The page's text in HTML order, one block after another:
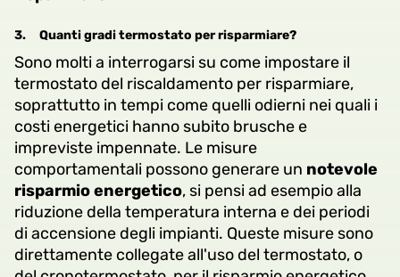
3. Quanti gradi termostato per risparmiare?
Sono molti a interrogarsi su come impostare il
termostato del riscaldamento per risparmiare,
soprattutto in tempi come quelli odierni nei quali i
costi energetici hanno subito brusche e
impreviste impennate. Le misure
comportamentali possono generare un notevole
risparmio energetico, si pensi ad esempio alla
riduzione della temperatura interna e dei periodi
di accensione degli impianti. Queste misure sono
direttamente collegate all'uso del termostato, o